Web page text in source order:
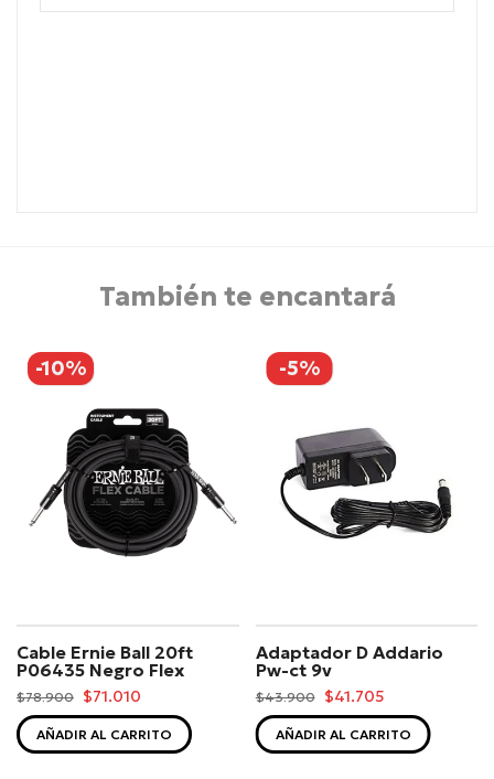
También te encantará
-10%
Cable Ernie Ball 20ft
P06435 Negro Flex
$78.900 $71.010
AÑADIR AL CARRITO
-5%
Adaptador D Addario
Pw-ct 9v
$43.900 $41.705
AÑADIR AL CARRITO